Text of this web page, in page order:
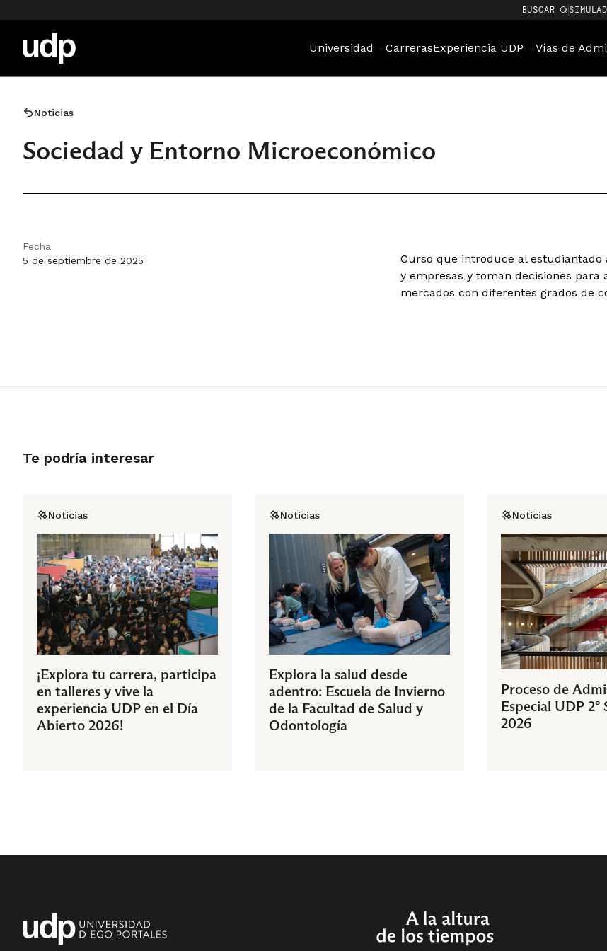
BUSCAR
Universidad CarrerasExperiencia UDP Vías de
Noticias
Sociedad y Entorno Microeconómico
Fecha
5 de septiembre de 2025
Curso que introduce al estudiantado
y empresas y toman decisiones
mercados con diferentes grados de
Te podría interesar
Noticias
¡Explora tu carrera, participa
en talleres y vive la
experiencia UDP en el Día
Abierto 2026!
Noticias
Explora la salud desde
adentro: Escuela de Invierno
de la Facultad de Salud y
Odontología
Noticias
Proceso de
Especial UDP 2°
2026